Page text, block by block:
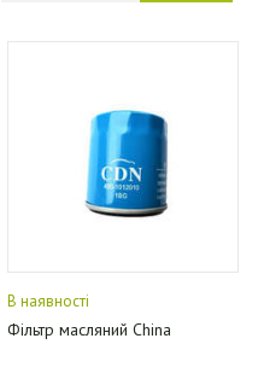
В наявності
Фільтр масляний China